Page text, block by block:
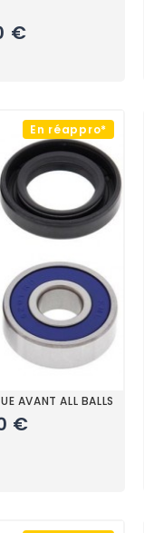
€
En réappro*
AVANT ALL BALLS
€